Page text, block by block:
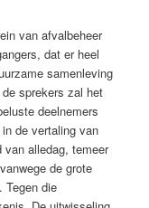
van afvalbeheer
dat er heel
samenleving
sprekers zal het
deelnemers
de vertaling van
van alledag, temeer
de grote
Tegen die